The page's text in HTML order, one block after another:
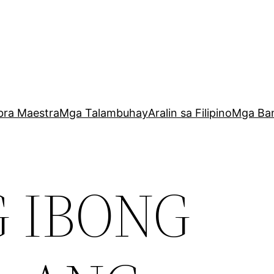
MaestraMga TalambuhayAralin sa FilipinoMga
IBONG